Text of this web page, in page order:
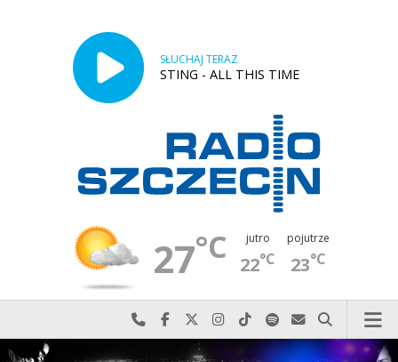
SŁUCHAJ TERAZ
STING - ALL THIS TIME
27°C jutro
22°C
pojutrze
23°C
Najlepiej po prostu do nas zadzwoń
Odwiedź nas na Facebook-u
Odwiedź nas na X
Odwiedź nas na Instagram-ie
Odwiedź nas na TikTok-u
Szukaj nas na Spotify
Wyślij do nas
Szukaj